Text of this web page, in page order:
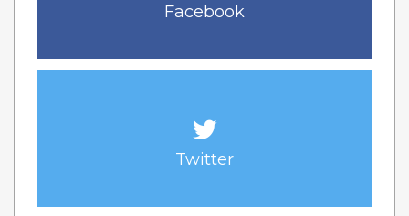
Facebook
Twitter